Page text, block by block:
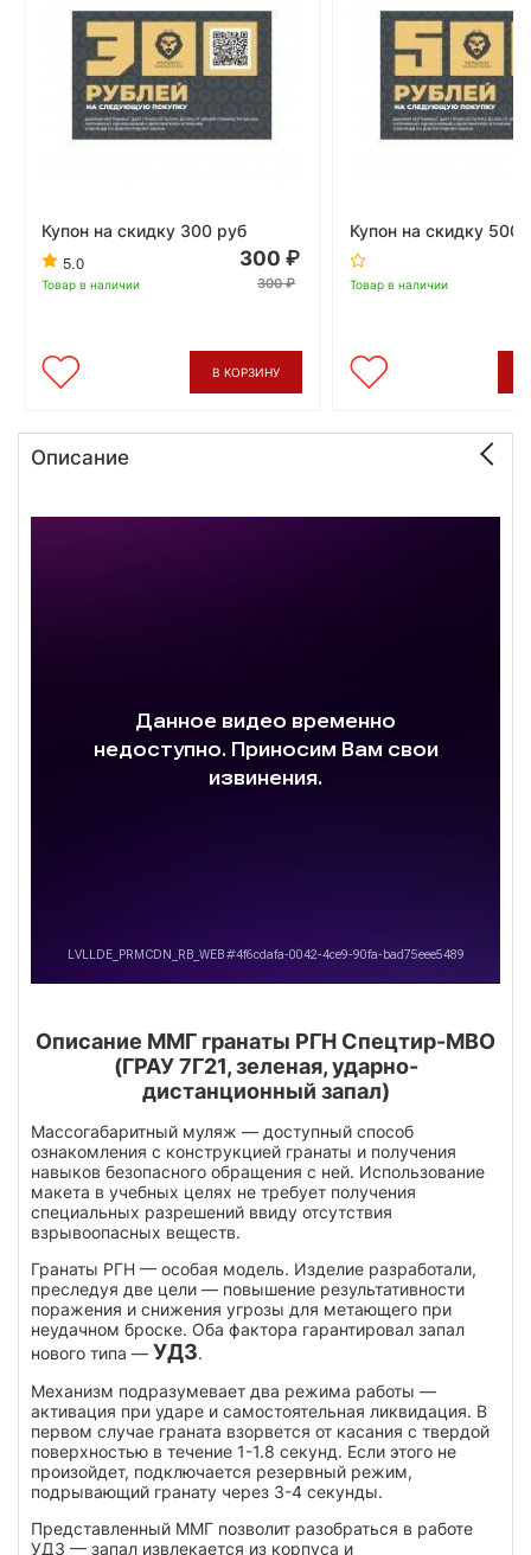
Купон на скидку 300 руб
5.0
Товар в наличии
300
300
В КОРЗИНУ
Купон на скидку 500
Товар в наличии
Описание
Описание ММГ гранаты РГН Спецтир-МВО
(ГРАУ 7Г21, зеленая, ударно-
дистанционный запал)
Массогабаритный муляж — доступный способ
ознакомления с конструкцией гранаты и получения
навыков безопасного обращения с ней. Использование
макета в учебных целях не требует получения
специальных разрешений ввиду отсутствия
взрывоопасных веществ.
Гранаты РГН — особая модель. Изделие разработали,
преследуя две цели — повышение результативности
поражения и снижения угрозы для метающего при
неудачном броске. Оба фактора гарантировал запал
нового типа — УДЗ.
Механизм подразумевает два режима работы —
активация при ударе и самостоятельная ликвидация. В
первом случае граната взорвется от касания с твердой
поверхностью в течение 1-1.8 секунд. Если этого не
произойдет, подключается резервный режим,
подрывающий гранату через 3-4 секунды.
Представленный ММГ позволит разобраться в работе
УДЗ — запал извлекается из корпуса и